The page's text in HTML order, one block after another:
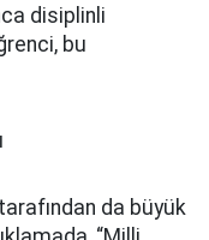
disiplinli
bu
da büyük